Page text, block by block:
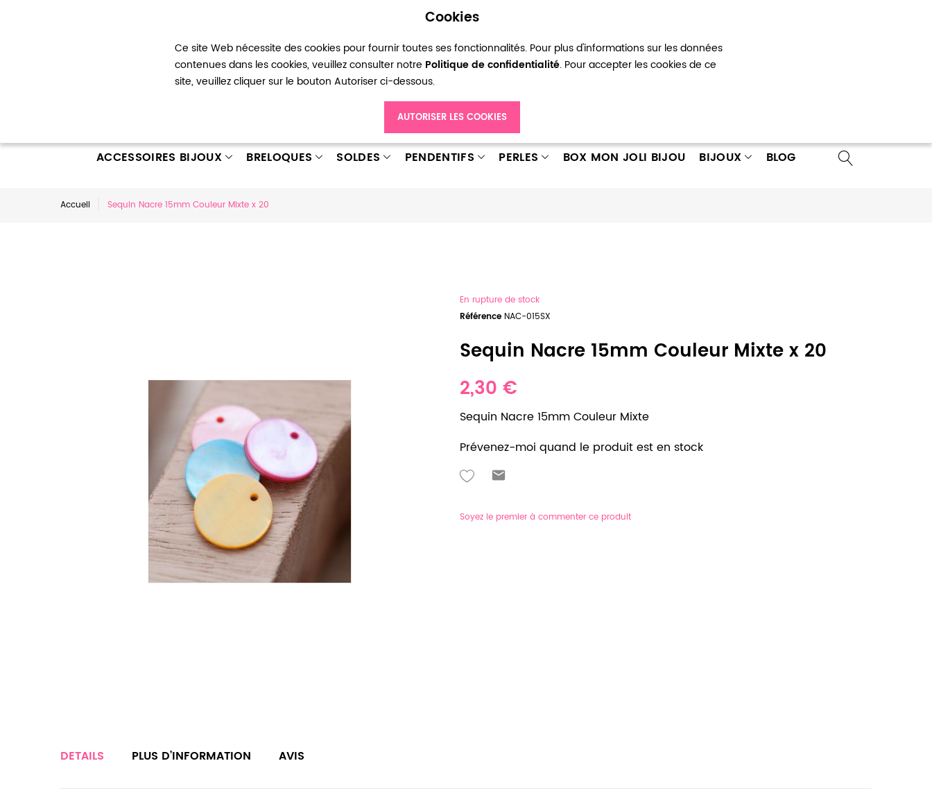
Cookies
Ce site Web nécessite des cookies pour fournir toutes ses fonctionnalités. Pour plus d'informations sur les données
contenues dans les cookies, veuillez consulter notre Politique de confidentialité. Pour accepter les cookies de ce
site, veuillez cliquer sur le bouton Autoriser ci-dessous.
AUTORISER LES COOKIES
Mon compte Ma liste d’envies Connexion Créer un compte
ACCESSOIRES BIJOUX BRELOQUES SOLDES PENDENTIFS PERLES BOX MON JOLI BIJOU BIJOUX BLOG
Accueil Sequin Nacre 15mm Couleur Mixte x 20
En rupture de stock
Référence NAC-015SX
Sequin Nacre 15mm Couleur Mixte x 20
2,30 €
Sequin Nacre 15mm Couleur Mixte
Prévenez-moi quand le produit est en stock
Soyez le premier à commenter ce produit
DETAILS PLUS D’INFORMATION AVIS